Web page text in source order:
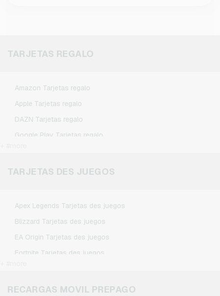
TARJETAS REGALO
Amazon Tarjetas regalo
Apple Tarjetas regalo
DAZN Tarjetas regalo
Google Play Tarjetas regalo
Microsoft Tarjetas regalo
TARJETAS DES JUEGOS
Apex Legends Tarjetas des juegos
Blizzard Tarjetas des juegos
EA Origin Tarjetas des juegos
Fortnite Tarjetas des juegos
Minecraft Tarjetas des juegos
RECARGAS MOVIL PREPAGO